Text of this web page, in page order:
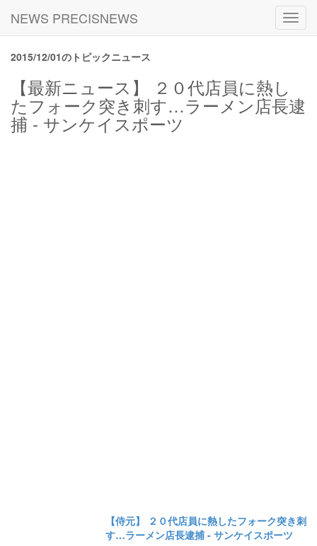
NEWS PRECISNEWS
2015/12/01のトピックニュース
【最新ニュース】 ２０代店員に熱し
たフォーク突き刺す…ラーメン店長逮
捕 - サンケイスポーツ
【侍元】 ２０代店員に熱したフォーク突き刺
す…ラーメン店長逮捕 - サンケイスポーツ